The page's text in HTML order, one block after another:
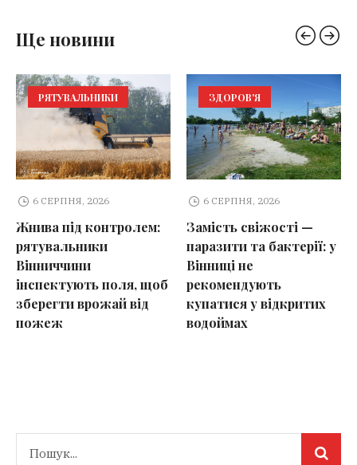
Ще новини
РЯТУВАЛЬНИКИ
6 СЕРПНЯ, 2026
Жнива під контролем:
рятувальники
Вінниччини
інспектують поля, щоб
зберегти врожай від
пожеж
ЗДОРОВ'Я
6 СЕРПНЯ, 2026
Замість свіжості —
паразити та бактерії: у
Вінниці не
рекомендують
купатися у відкритих
водоймах